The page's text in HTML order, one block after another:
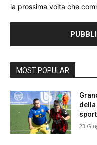
la prossima volta che
MOST POPULAR
della
23